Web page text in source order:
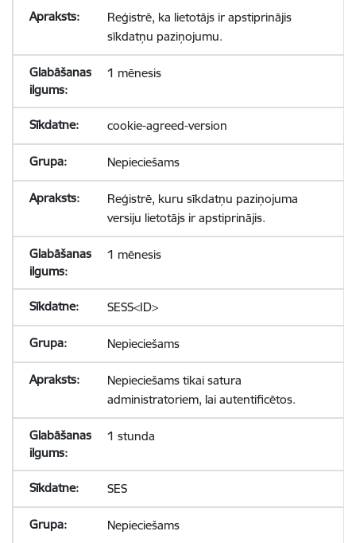
Reģistrē, ka lietotājs ir apstiprinājis
sīkdatņu paziņojumu.
1 mēnesis
cookie-agreed-version
Nepieciešams
Reģistrē, kuru sīkdatņu paziņojuma
versiju lietotājs ir apstiprinājis.
1 mēnesis
SESS<ID>
Nepieciešams
Nepieciešams tikai satura
administratoriem, lai autentificētos.
1 stunda
SES
Nepieciešams